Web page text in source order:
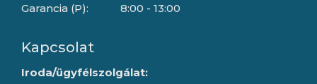
Garancia (P):
8:00 - 13:00
Kapcsolat
Iroda/ügyfélszolgálat: